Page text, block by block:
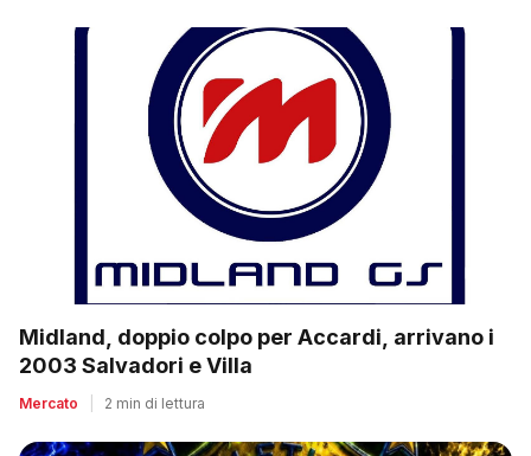
Midland, doppio colpo per Accardi, arrivano i
2003 Salvadori e Villa
Mercato 2 min di lettura